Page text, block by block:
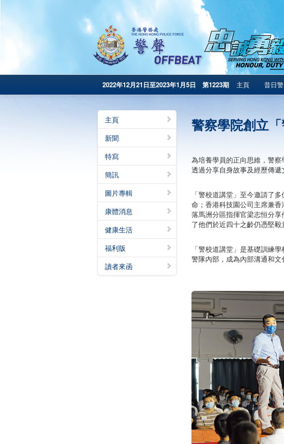
2022年12月21日至2023年1月5日 第1223期 主頁 昔日
主頁
新聞
特寫
簡訊
圖片專輯
康體消息
健康生活
福利版
讀者來函
警察學院創立「
為培養學員的正向思維，警
透過分享自身故事及經歷傳遞
「警校道講堂」至今邀請了
命；香港科技園公司主席兼
落馬洲分區指揮官梁志恒分
了他們於近四十之齡仍憑堅
「警校道講堂」是基礎訓練
警隊內部，成為內部溝通和文